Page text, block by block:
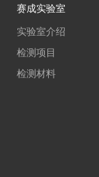
赛成实验室
实验室介绍
检测项目
检测材料